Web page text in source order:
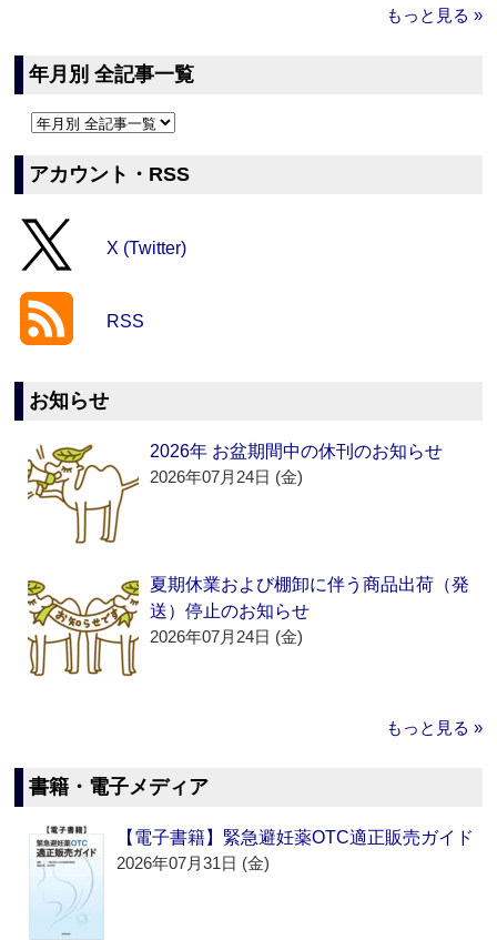
もっと見る »
年月別 全記事一覧
アカウント・RSS
X (Twitter)
RSS
お知らせ
2026年 お盆期間中の休刊のお知らせ
2026年07月24日 (金)
夏期休業および棚卸に伴う商品出荷（発
送）停止のお知らせ
2026年07月24日 (金)
もっと見る »
書籍・電子メディア
【電子書籍】緊急避妊薬OTC適正販売ガイド
2026年07月31日 (金)